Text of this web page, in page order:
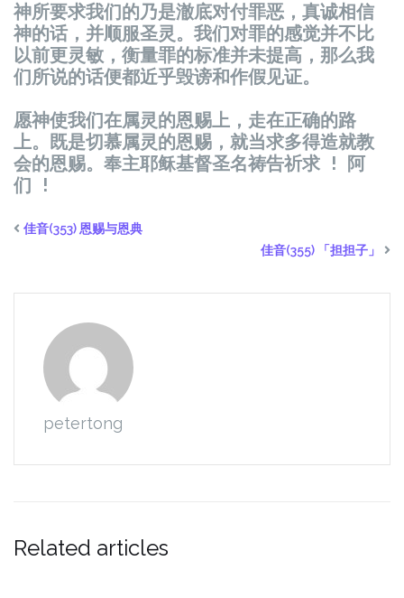
神所要求我们的乃是澈底对付罪恶，真诚相信
神的话，并顺服圣灵。我们对罪的感觉并不比
以前更灵敏，衡量罪的标准并未提高，那么我
们所说的话便都近乎毁谤和作假见证。
愿神使我们在属灵的恩赐上，走在正确的路
上。既是切慕属灵的恩赐，就当求多得造就教
会的恩赐。奉主耶稣基督圣名祷告祈求 ! 阿
们 !
佳音(353) 恩赐与恩典
佳音(355) 「担担子」
petertong
Related articles